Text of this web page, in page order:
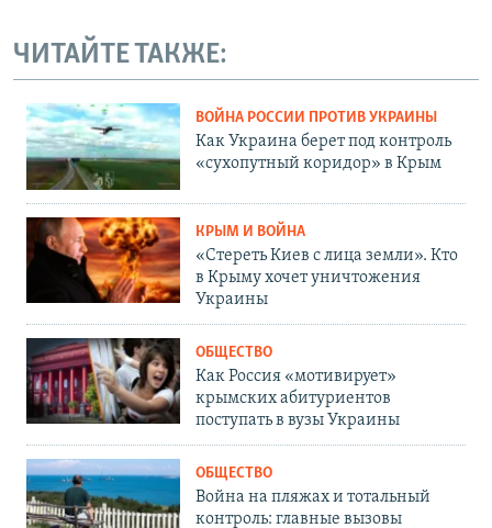
ЧИТАЙТЕ ТАКЖЕ:
ВОЙНА РОССИИ ПРОТИВ УКРАИНЫ
Как Украина берет под контроль
«сухопутный коридор» в Крым
КРЫМ И ВОЙНА
«Стереть Киев с лица земли». Кто
в Крыму хочет уничтожения
Украины
ОБЩЕСТВО
Как Россия «мотивирует»
крымских абитуриентов
поступать в вузы Украины
ОБЩЕСТВО
Война на пляжах и тотальный
контроль: главные вызовы